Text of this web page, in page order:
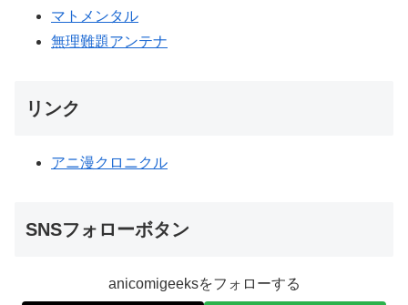
マトメンタル
無理難題アンテナ
リンク
アニ漫クロニクル
SNSフォローボタン
anicomigeeksをフォローする